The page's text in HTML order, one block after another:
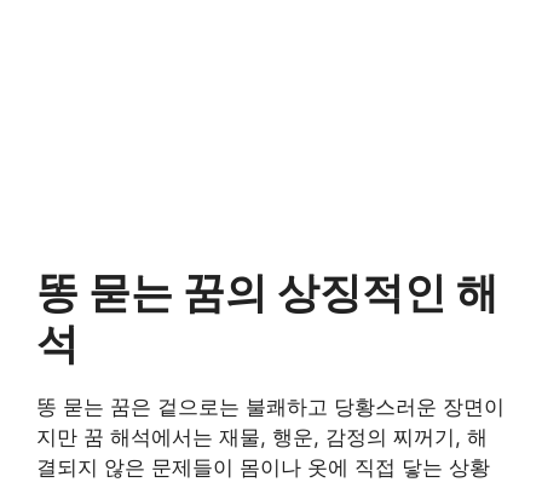
똥 묻는 꿈의 상징적인 해
석
똥 묻는 꿈은 겉으로는 불쾌하고 당황스러운 장면이
지만 꿈 해석에서는 재물, 행운, 감정의 찌꺼기, 해
결되지 않은 문제들이 몸이나 옷에 직접 닿는 상황